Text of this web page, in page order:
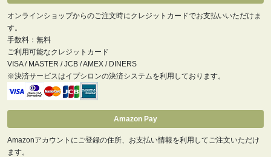
オンラインショップからのご注文時にクレジットカードでお支払いいただけま
す。
手数料：無料
ご利用可能なクレジットカード
VISA / MASTER / JCB / AMEX / DINERS
※決済サービスはイプシロンの決済システムを利用しております。
Amazon Pay
Amazonアカウントにご登録の住所、お支払い情報を利用してご注文いただけ
ます。